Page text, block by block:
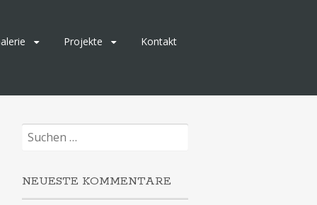
Projekte Kontakt
Suchen
nach:
NEUESTE KOMMENTARE